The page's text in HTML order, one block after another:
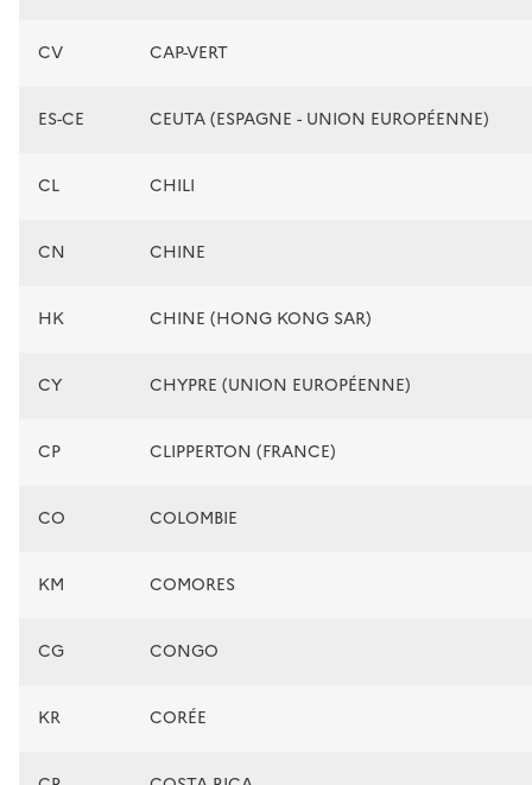
CV CAP-VERT
ES-CE CEUTA (ESPAGNE - UNION EUROPÉENNE)
CL CHILI
CN CHINE
HK CHINE (HONG KONG SAR)
CY CHYPRE (UNION EUROPÉENNE)
CP CLIPPERTON (FRANCE)
CO COLOMBIE
KM COMORES
CG CONGO
KR CORÉE